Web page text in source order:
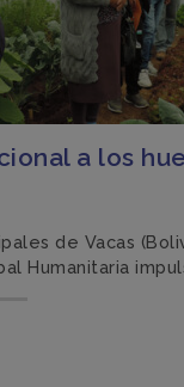
a los
de Vacas
Humanitaria